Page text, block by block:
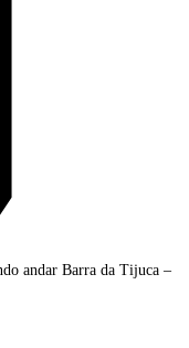
andar Barra da Tijuca –